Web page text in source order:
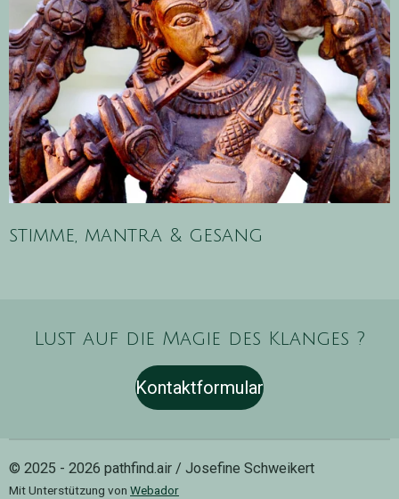
stimme, mantra & gesang
Lust auf die Magie des Klanges ?
Kontaktformular
© 2025 - 2026 pathfind.air / Josefine Schweikert
Mit Unterstützung von Webador